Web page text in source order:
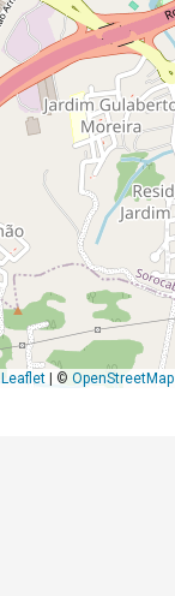
Leaflet | © OpenStreetMap